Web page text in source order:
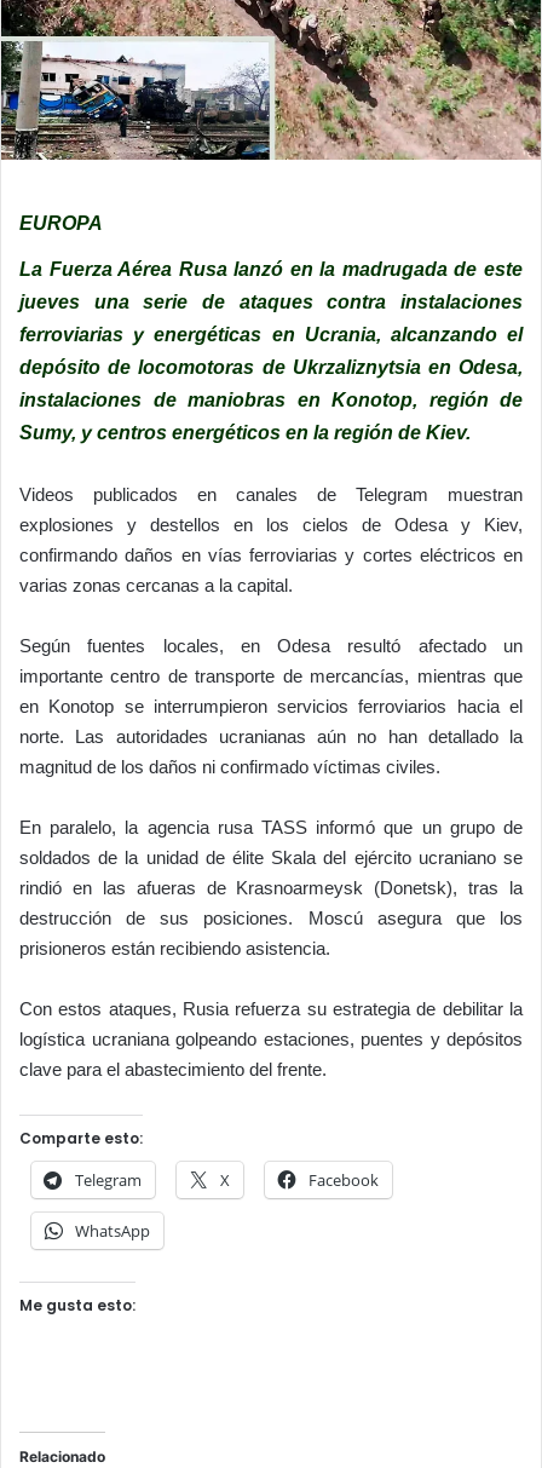
EUROPA
La Fuerza Aérea Rusa lanzó en la madrugada de este
jueves una serie de ataques contra instalaciones
ferroviarias y energéticas en Ucrania, alcanzando el
depósito de locomotoras de Ukrzaliznytsia en Odesa,
instalaciones de maniobras en Konotop, región de
Sumy, y centros energéticos en la región de Kiev.
Videos publicados en canales de Telegram muestran
explosiones y destellos en los cielos de Odesa y Kiev,
confirmando daños en vías ferroviarias y cortes eléctricos en
varias zonas cercanas a la capital.
Según fuentes locales, en Odesa resultó afectado un
importante centro de transporte de mercancías, mientras que
en Konotop se interrumpieron servicios ferroviarios hacia el
norte. Las autoridades ucranianas aún no han detallado la
magnitud de los daños ni confirmado víctimas civiles.
En paralelo, la agencia rusa TASS informó que un grupo de
soldados de la unidad de élite Skala del ejército ucraniano se
rindió en las afueras de Krasnoarmeysk (Donetsk), tras la
destrucción de sus posiciones. Moscú asegura que los
prisioneros están recibiendo asistencia.
Con estos ataques, Rusia refuerza su estrategia de debilitar la
logística ucraniana golpeando estaciones, puentes y depósitos
clave para el abastecimiento del frente.
Comparte esto:
Telegram X Facebook
WhatsApp
Me gusta esto:
Relacionado